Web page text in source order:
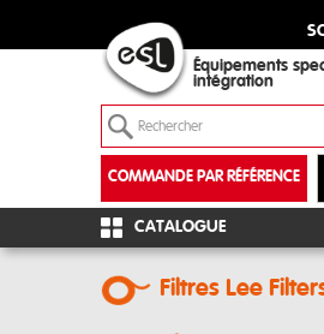
Équipements
intégration
COMMANDE PAR RÉFÉRENCE
CATALOGUE
Filtres Lee